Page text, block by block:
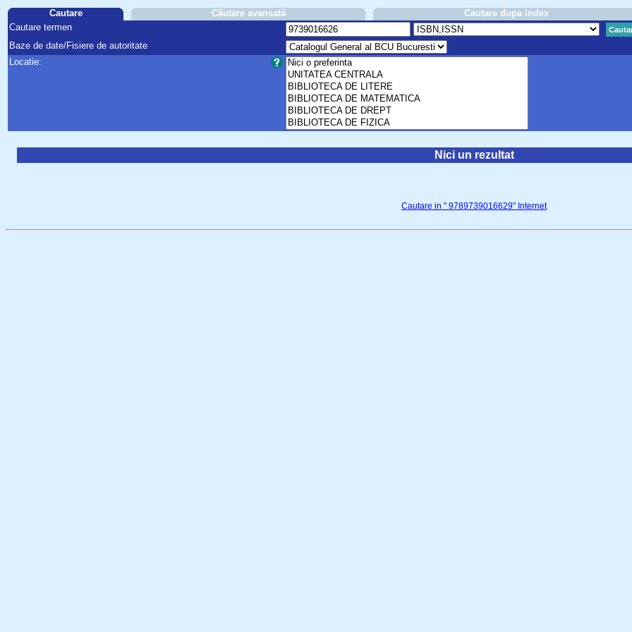
Cautare Căutare avansată Cautare dupa index
Cautare termen
Baze de date/Fisiere de autoritate
Locatie:
Nici un rezultat
Cautare in " 9789739016629" Internet